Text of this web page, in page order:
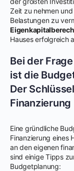
Zeit zu nehmen
Belastungen zu
Hauses erfolgreich
Bei der
ist die
Der
Finanzierung
Eine gründliche
Finanzierung eines
an den eigenen
sind einige Tipps
Budgetplanung: